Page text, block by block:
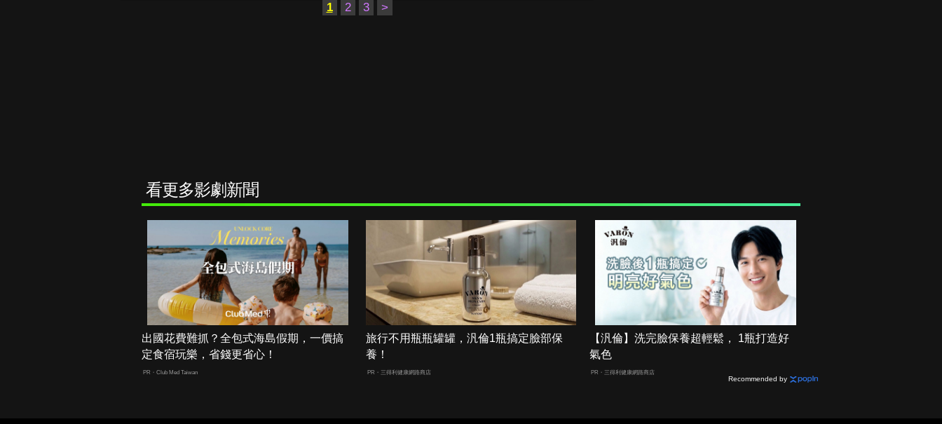
1 2 3 >
看更多影劇新聞
出國花費難抓？全包式海島假期，一價搞
定食宿玩樂，省錢更省心！
PR・Club Med Taiwan
旅行不用瓶瓶罐罐，汎倫1瓶搞定臉部保
養！
PR・三得利健康網路商店
【汎倫】洗完臉保養超輕鬆， 1瓶打造好
氣色
PR・三得利健康網路商店
Recommended by